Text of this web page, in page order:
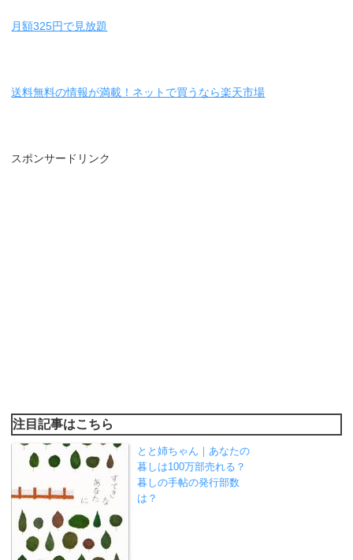
月額325円で見放題
送料無料の情報が満載！ネットで買うなら楽天市場
スポンサードリンク
注目記事はこちら
とと姉ちゃん｜あなたの
暮しは100万部売れる？
暮しの手帖の発行部数
は？